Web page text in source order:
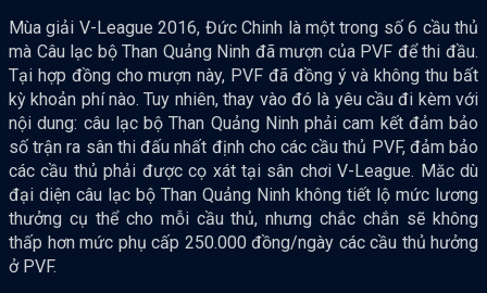
Mùa giải V-League 2016, Đức Chinh là một trong số 6 cầu thủ
mà Câu lạc bộ Than Quảng Ninh đã mượn của PVF để thi đầu.
Tại hợp đồng cho mượn này, PVF đã đồng ý và không thu bất
kỳ khoản phí nào. Tuy nhiên, thay vào đó là yêu cầu đi kèm với
nội dung: câu lạc bộ Than Quảng Ninh phải cam kết đảm bảo
số trận ra sân thi đấu nhất định cho các cầu thủ PVF, đảm bảo
các cầu thủ phải được cọ xát tại sân chơi V-League. Măc dù
đại diện câu lạc bộ Than Quảng Ninh không tiết lộ mức lương
thưởng cụ thể cho mỗi cầu thủ, nhưng chắc chắn sẽ không
thấp hơn mức phụ cấp 250.000 đồng/ngày các cầu thủ hưởng
ở PVF.